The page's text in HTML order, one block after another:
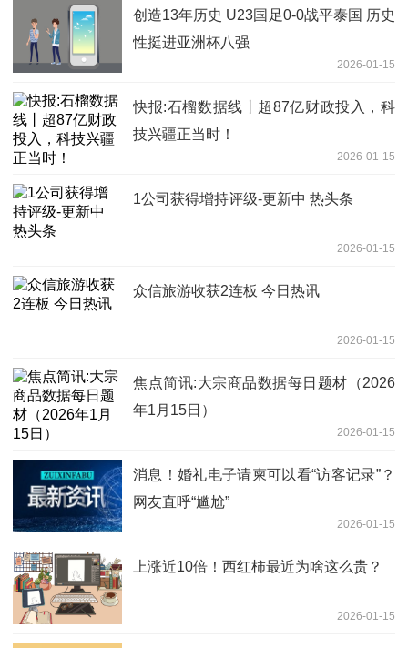
创造13年历史 U23国足0-0战平泰国 历史
性挺进亚洲杯八强
2026-01-15
快报:石榴数据线丨超87亿财政投入，科
技兴疆正当时！
2026-01-15
1公司获得增持评级-更新中 热头条
2026-01-15
众信旅游收获2连板 今日热讯
2026-01-15
焦点简讯:大宗商品数据每日题材（2026
年1月15日）​
2026-01-15
消息！婚礼电子请柬可以看“访客记录”？
网友直呼“尴尬”
2026-01-15
上涨近10倍！西红柿最近为啥这么贵？
2026-01-15